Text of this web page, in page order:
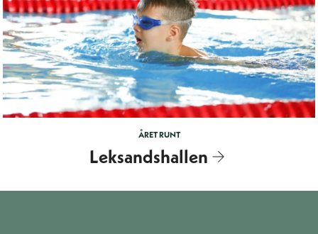
ÅRET RUNT
Leksandshallen